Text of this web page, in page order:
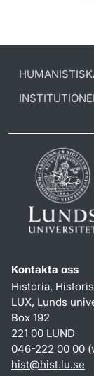
Kontakta oss
Historia,
LUX, Lunds
Box 192
221 00 LUND
046-222 00 00
hist@hist.lu.se